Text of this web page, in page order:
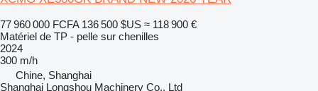
77 960 000 FCFA 136 500 $US ≈ 118 900 €
Matériel de TP - pelle sur chenilles
2024
300 m/h
Chine, Shanghai
Shanghai Longshou Machinery Co., Ltd